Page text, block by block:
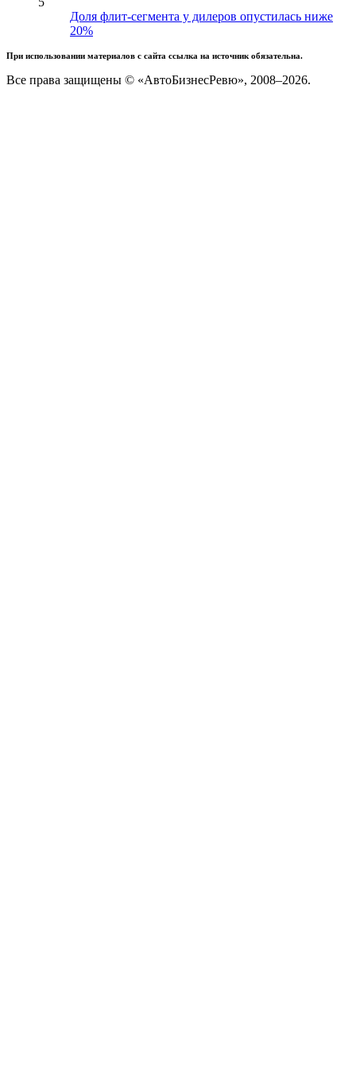
Доля флит-сегмента у дилеров опустилась ниже
20%
При использовании материалов с сайта ссылка на источник обязательна.
Все права защищены © «АвтоБизнесРевю», 2008–2026.